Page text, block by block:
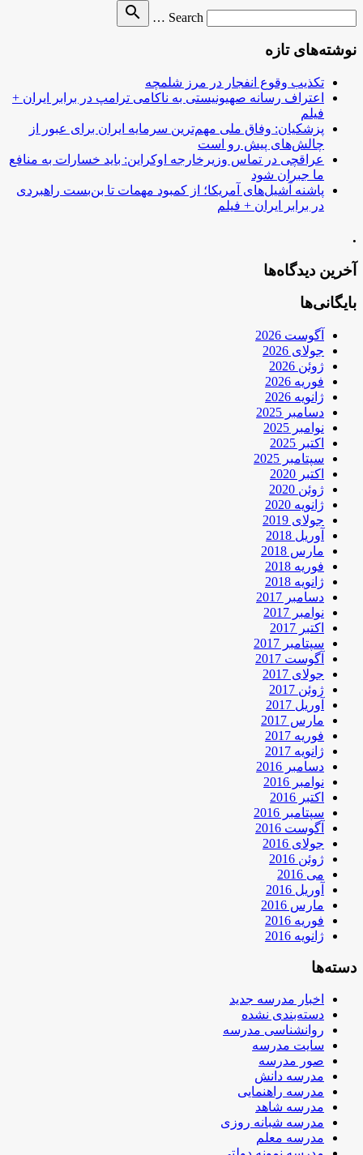
Search …
search
نوشته‌های تازه
تکذیب وقوع انفجار در مرز شلمچه
اعتراف رسانه صهیونیستی به ناکامی ترامپ در برابر ایران +
فیلم
پزشکیان: وفاق ملی مهم‌ترین سرمایه ایران برای عبور از
چالش‌های پیش رو است
عراقچی در تماس وزیرخارجه اوکراین: باید خسارات به منافع
ما جبران شود
پاشنه آشیل‌های آمریکا؛ از کمبود مهمات تا بن‌بست راهبردی
در برابر ایران + فیلم
.
آخرین دیدگاه‌ها
بایگانی‌ها
آگوست 2026
جولای 2026
ژوئن 2026
فوریه 2026
ژانویه 2026
دسامبر 2025
نوامبر 2025
اکتبر 2025
سپتامبر 2025
اکتبر 2020
ژوئن 2020
ژانویه 2020
جولای 2019
آوریل 2018
مارس 2018
فوریه 2018
ژانویه 2018
دسامبر 2017
نوامبر 2017
اکتبر 2017
سپتامبر 2017
آگوست 2017
جولای 2017
ژوئن 2017
آوریل 2017
مارس 2017
فوریه 2017
ژانویه 2017
دسامبر 2016
نوامبر 2016
اکتبر 2016
سپتامبر 2016
آگوست 2016
جولای 2016
ژوئن 2016
می 2016
آوریل 2016
مارس 2016
فوریه 2016
ژانویه 2016
دسته‌ها
اخبار مدرسه جدید
دسته‌بندی نشده
روانشناسی مدرسه
سایت مدرسه
صور مدرسه
مدرسه دانش
مدرسه راهنمایی
مدرسه شاهد
مدرسه شبانه روزی
مدرسه معلم